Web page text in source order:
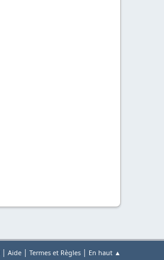
| Aide | Termes et Règles | En haut ▲